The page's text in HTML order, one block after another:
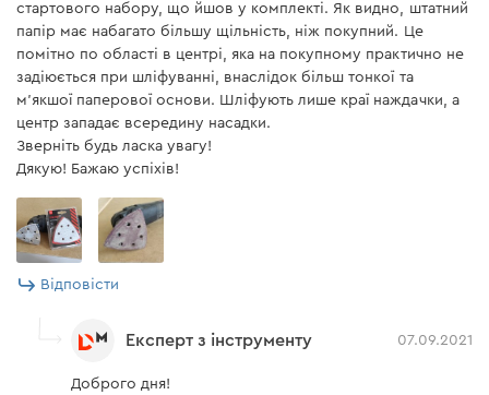
стартового набору, що йшов у комплекті. Як видно, штатний
папір має набагато більшу щільність, ніж покупний. Це
помітно по області в центрі, яка на покупному практично не
задіюється при шліфуванні, внаслідок більш тонкої та
м'якшої паперової основи. Шліфують лише краї наждачки, а
центр западає всередину насадки.
Зверніть будь ласка увагу!
Дякую! Бажаю успіхів!
Відповісти
Експерт з інструменту 07.09.2021
Доброго дня!